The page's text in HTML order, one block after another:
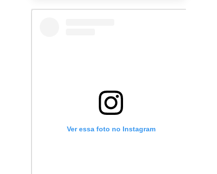
Ver essa foto no Instagram